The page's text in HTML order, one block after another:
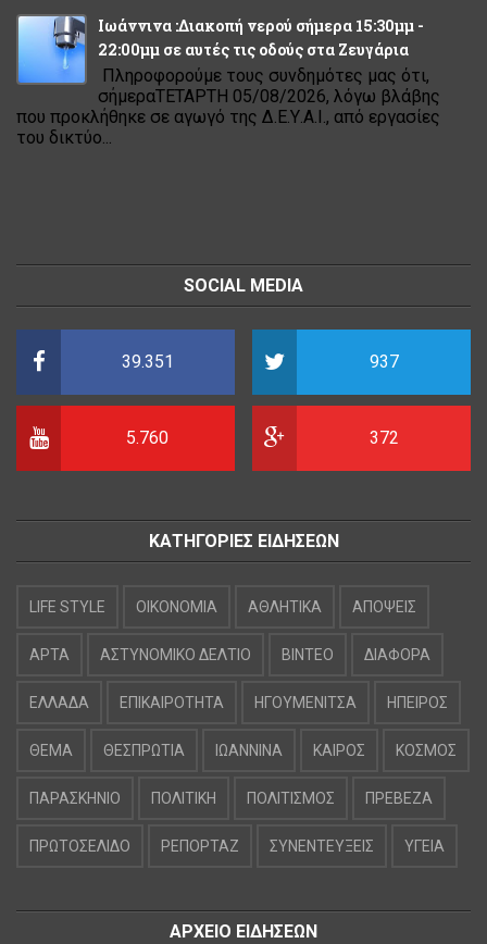
Ιωάννινα :Διακοπή νερού σήμερα 15:30μμ -
22:00μμ σε αυτές τις οδούς στα Ζευγάρια
Πληροφορούμε τους συνδημότες μας ότι,
σήμεραΤΕΤΑΡΤΗ 05/08/2026, λόγω βλάβης
που προκλήθηκε σε αγωγό της Δ.Ε.Υ.Α.Ι., από εργασίες
του δικτύο...
SOCIAL MEDIA
39.351 937
5.760 372
ΚΑΤΗΓΟΡΙΕΣ ΕΙΔΗΣΕΩΝ
LIFE STYLE OIKONOMIA ΑΘΛΗΤΙΚΑ ΑΠΟΨΕΙΣ
ΑΡΤΑ ΑΣΤΥΝΟΜΙΚΟ ΔΕΛΤΙΟ ΒΙΝΤΕΟ ΔΙΑΦΟΡΑ
ΕΛΛΑΔΑ ΕΠΙΚΑΙΡΟΤΗΤΑ ΗΓΟΥΜΕΝΙΤΣΑ ΗΠΕΙΡΟΣ
ΘΕΜΑ ΘΕΣΠΡΩΤΙΑ ΙΩΑΝΝΙΝΑ ΚΑΙΡΟΣ ΚΟΣΜΟΣ
ΠΑΡΑΣΚΗΝΙΟ ΠΟΛΙΤΙΚΗ ΠΟΛΙΤΙΣΜΟΣ ΠΡΕΒΕΖΑ
ΠΡΩΤΟΣΕΛΙΔΟ ΡΕΠΟΡΤΑΖ ΣΥΝΕΝΤΕΥΞΕΙΣ ΥΓΕΙΑ
ΑΡΧΕΙΟ ΕΙΔΗΣΕΩΝ